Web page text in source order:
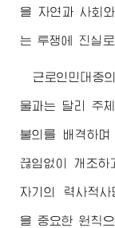
을 자연과 사회
는 투쟁에 진실
근로인민대중
물과는 달리 주
불의를 배격하
끊임없이 개조
자기의 력사적
을 중요한 원칙